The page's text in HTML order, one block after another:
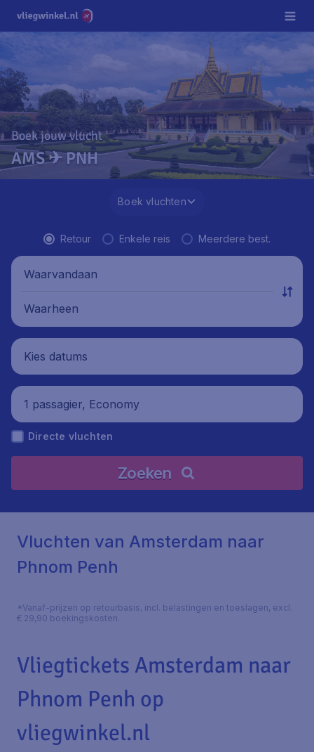
Boek jouw vlucht
AMS ✈ PNH
Boek vluchten
Retour Enkele reis Meerdere best.
Waarvandaan
Waarheen
Kies datums
1 passagier, Economy
Directe vluchten
Zoeken
Vluchten van Amsterdam naar
Phnom Penh
*Vanaf-prijzen op retourbasis, incl. belastingen en toeslagen, excl.
€ 29,90 boekingskosten.
Vliegtickets Amsterdam naar
Phnom Penh op
vliegwinkel.nl